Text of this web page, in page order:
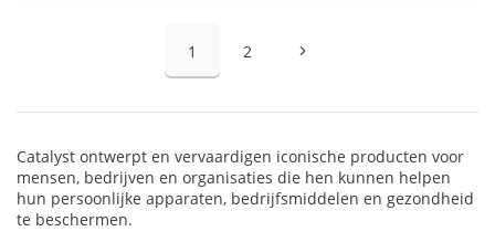
1 2
Catalyst ontwerpt en vervaardigen iconische producten voor
mensen, bedrijven en organisaties die hen kunnen helpen
hun persoonlijke apparaten, bedrijfsmiddelen en gezondheid
te beschermen.